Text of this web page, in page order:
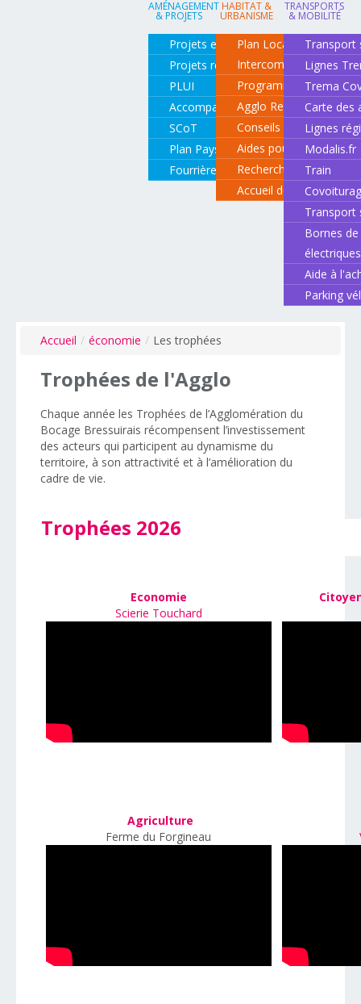
AMÉNAGEMENT
& PROJETS
Projets en cours
Projets réalisés
PLUI
Accompagnement de projets
SCoT
Plan Paysage
Fourrière animale
HABITAT &
URBANISME
Plan Local d'Urbanisme
Intercommunal
Programme local de
Agglo Renov
Conseils pour rénover
Aides pour rénover
Recherche d'un
Accueil des gens du
TRANSPORTS
& MOBILITÉ
Transport
Lignes
Trema
Carte des
Lignes
Modalis.fr
Train
Transport
Bornes
électriques
Aide à
Parking
Accueil / économie / Les trophées
Trophées de l'Agglo
Chaque année les Trophées de l’Agglomération du
Bocage Bressuirais récompensent l’investissement
des acteurs qui participent au dynamisme du
territoire, à son attractivité et à l’amélioration du
cadre de vie.
Trophées 2026
Economie
Scierie Touchard
Agriculture
Ferme du Forgineau